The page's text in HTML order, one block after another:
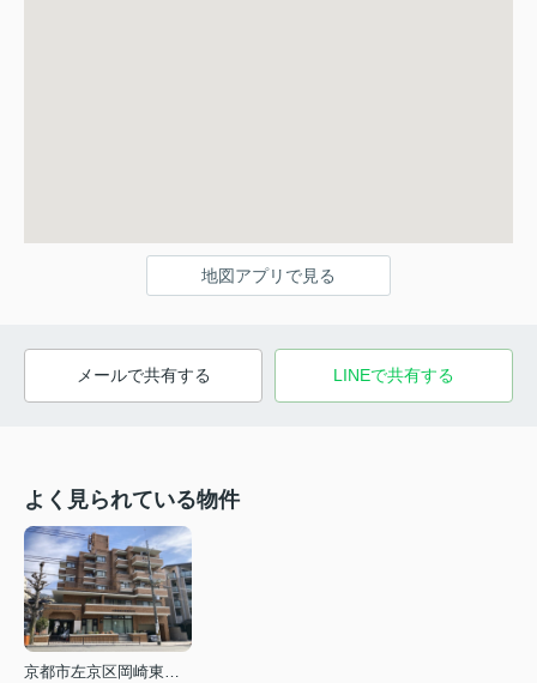
地図アプリで見る
メールで共有する LINEで共有する
よく見られている物件